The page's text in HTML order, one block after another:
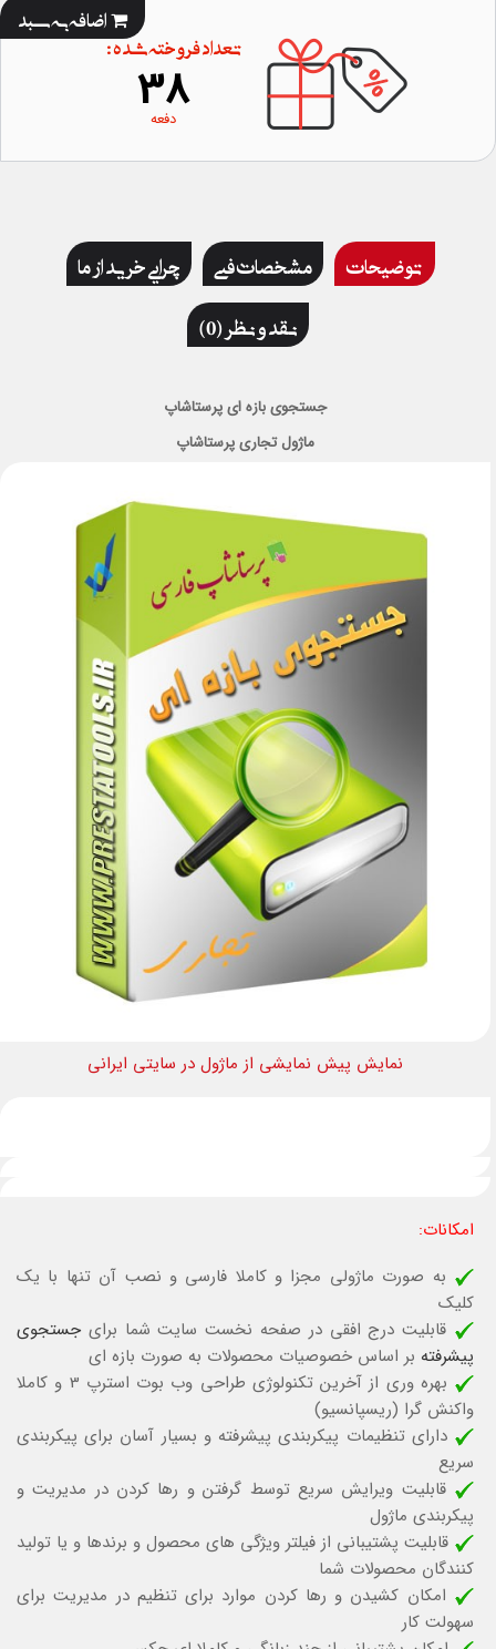
اضافه به سبد
تعداد فروخته شده :
38
دفعه
توضیحات مشخصات فنی
چرایی خرید از ما
نقد و نظر (0)
جستجوی بازه ای پرستاشاپ
ماژول تجاری پرستاشاپ
نمایش پیش نمایشی از ماژول در سایتی ایرانی
امکانات:
به صورت ماژولی مجزا و کاملا فارسی و نصب آن تنها با یک
کلیک
قابلیت درج افقی در صفحه نخست سایت شما برای جستجوی
پیشرفته بر اساس خصوصیات محصولات به صورت بازه ای
بهره وری از آخرین تکنولوژی طراحی وب بوت استرپ 3 و کاملا
واکنش گرا (ریسپانسیو)
دارای تنظیمات پیکربندی پیشرفته و بسیار آسان برای پیکربندی
سریع
قابلیت ویرایش سریع توسط گرفتن و رها کردن در مدیریت و
پیکربندی ماژول
قابلیت پشتیبانی از فیلتر ویژگی های محصول و برندها و یا تولید
کنندگان محصولات شما
امکان كشيدن و رها كردن موارد براي تنظيم در مديريت براي
سهولت كار